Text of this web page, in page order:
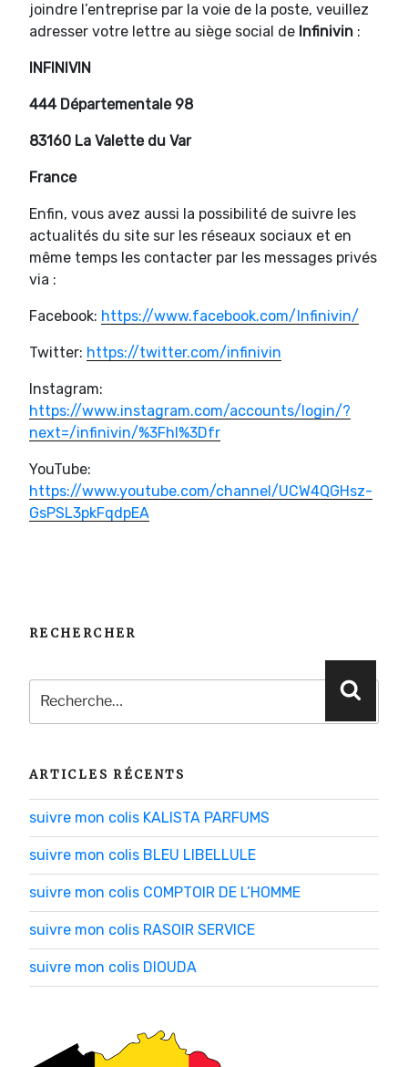
joindre l’entreprise par la voie de la poste, veuillez
adresser votre lettre au siège social de Infinivin :
INFINIVIN
444 Départementale 98
83160 La Valette du Var
France
Enfin, vous avez aussi la possibilité de suivre les
actualités du site sur les réseaux sociaux et en
même temps les contacter par les messages privés
via :
Facebook: https://www.facebook.com/Infinivin/
Twitter: https://twitter.com/infinivin
Instagram:
https://www.instagram.com/accounts/login/?
next=/infinivin/%3Fhl%3Dfr
YouTube:
https://www.youtube.com/channel/UCW4QGHsz-
GsPSL3pkFqdpEA
RECHERCHER
Recherche
pour
:
ARTICLES RÉCENTS
suivre mon colis KALISTA PARFUMS
suivre mon colis BLEU LIBELLULE
suivre mon colis COMPTOIR DE L’HOMME
suivre mon colis RASOIR SERVICE
suivre mon colis DIOUDA